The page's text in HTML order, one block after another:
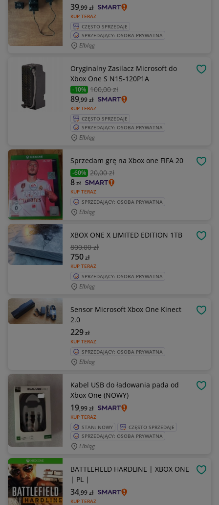
KUP TERAZ
39,99zł
CZĘSTO SPRZEDAJE
SPRZEDAJĄCY: OSOBA PRYWATNA
Elbląg
Oryginalny Zasilacz Microsoft do
Xbox One S N15-120P1A
-10% 100,00 zł
KUP TERAZ
89,99zł
CZĘSTO SPRZEDAJE
SPRZEDAJĄCY: OSOBA PRYWATNA
Elbląg
Sprzedam grę na Xbox one FIFA 20
-60% 20,00 zł
KUP TERAZ
8zł
SPRZEDAJĄCY: OSOBA PRYWATNA
Elbląg
XBOX ONE X LIMITED EDITION 1TB
800,00 zł
KUP TERAZ
750zł
SPRZEDAJĄCY: OSOBA PRYWATNA
Elbląg
Sensor Microsoft Xbox One Kinect
2.0
KUP TERAZ
229zł
SPRZEDAJĄCY: OSOBA PRYWATNA
Elblag
Kabel USB do ładowania pada od
Xbox One (NOWY)
KUP TERAZ
19,99zł
STAN: NOWY
CZĘSTO SPRZEDAJE
SPRZEDAJĄCY: OSOBA PRYWATNA
Elbląg
BATTLEFIELD HARDLINE | XBOX ONE
| PL |
KUP TERAZ
34,99zł